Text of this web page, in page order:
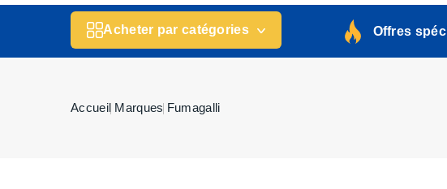
Acheter par catégories Offres
Accueil Marques Fumagalli